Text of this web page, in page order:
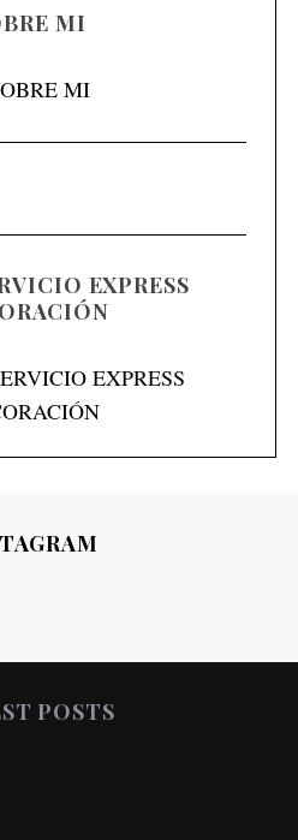
MI
EXPRESS
POSTS